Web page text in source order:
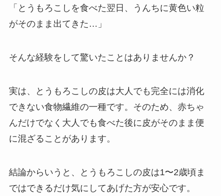
「とうもろこしを食べた翌日、うんちに黄色い粒
がそのまま出てきた…」
そんな経験をして驚いたことはありませんか？
実は、とうもろこしの皮は大人でも完全には消化
できない食物繊維の一種です。そのため、赤ちゃ
んだけでなく大人でも食べた後に皮がそのまま便
に混ざることがあります。
結論からいうと、とうもろこしの皮は1〜2歳頃ま
ではできるだけ気にしてあげた方が安心です。